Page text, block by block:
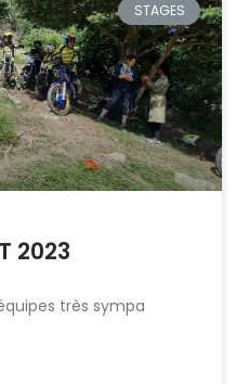
STAGES
2023
très sympa